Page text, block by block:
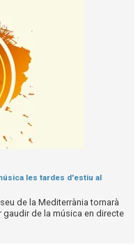
les tardes d'estiu al
de la Mediterrània tornarà
gaudir de la música en directe